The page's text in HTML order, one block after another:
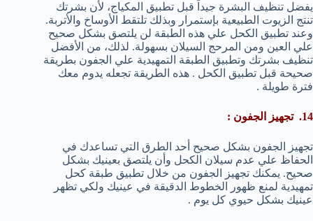
يفضل تنظيف البشرة جيداً قبل تطبيق المكياج، لأن بشرتك
تنتج الزيوت الطبيعية بإستمرار وبذلك تلتقط الأوساخ والأتربة.
وعند تطبيق الكحل علي هذه الطبقة لن يلتصق بشكل صحيح
علي العين ومن المرحج السيلان بسهولة. لذلك، من الأفضل
تنظيف بشرتك وتطبيق الطبقة التمهيدية علي الجفون بطريقة
صحيحة قبل تطبيق الكحل . هذه الطريقة تجعله يدوم معك
فترة طويلة .
14. تجهيز الجفون :
تجهيز الجفون بشكل صحيح أحد الطرق التي تساعدك في
الحفاظ علي عدم سيلان الكحل وأن يلتصق بعينيك بشكل
صحيح. يمكنك تجهيز الجفون من خلال تطبيق طبقة كحل
تمهيدية لمنع ظهور الخطوط الدقيقة في عينيك ولكي تظهر
عينيك بشكل حيوي كل يوم .